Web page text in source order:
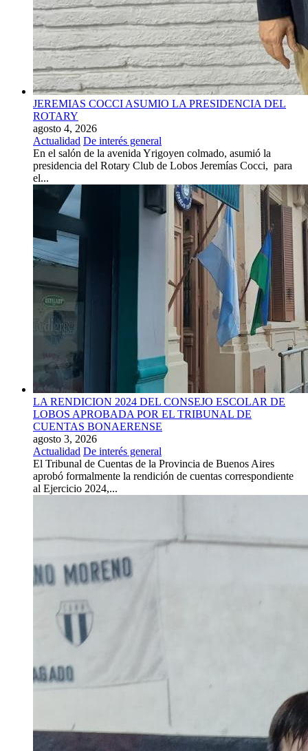
JEREMIAS COCCI ASUMIO LA PRESIDENCIA DEL
ROTARY
agosto 4, 2026
Actualidad De interés general
En el salón de la avenida Yrigoyen colmado, asumió la
presidencia del Rotary Club de Lobos Jeremías Cocci, para
el...
LA RENDICION 2024 DEL CONSEJO ESCOLAR DE
LOBOS APROBADA POR EL TRIBUNAL DE
CUENTAS BONAERENSE
agosto 3, 2026
Actualidad De interés general
El Tribunal de Cuentas de la Provincia de Buenos Aires
aprobó formalmente la rendición de cuentas correspondiente
al Ejercicio 2024,...